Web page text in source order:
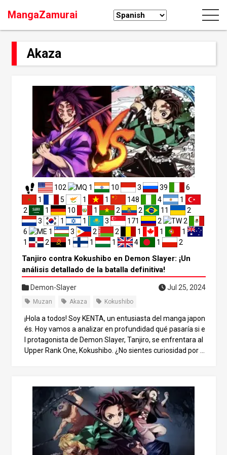
MangaZamurai
Akaza
102 1 10 3 39
6
1
5 1 1 148 4
1
2
1 10 1 2 2 11
2
3
1 1 3 171 2
2
6
1 3 2 2 1 1
1
1
2 1 1 1 4 1 2
Tanjiro contra Kokushibo en Demon Slayer: ¡Un
análisis detallado de la batalla definitiva!
Demon-Slayer Jul 25, 2024
Muzan Akaza Kokushibo
¡Hola a todos! Soy KENTA, un entusiasta del manga japon
és. Hoy vamos a analizar en profundidad qué pasaría si e
l protagonista de Demon Slayer, Tanjiro, se enfrentara al
Upper Rank One, Kokushibo. ¿No sientes curiosidad por lo
to! Sumerjámonos juntos en la intensa simulación de la b
atalla. ¿Quién es Kokushibo? Primero, repasemos quién
es Kokushibo y su inmensa fuerza. Kokushibo es uno de l
os demonios más fuertes creados por Muzan Kibutsuji y
goza de su confianza. Originalmente, era un cazador de
demonios del Cuerpo de Cazadores de Demonios, pero s